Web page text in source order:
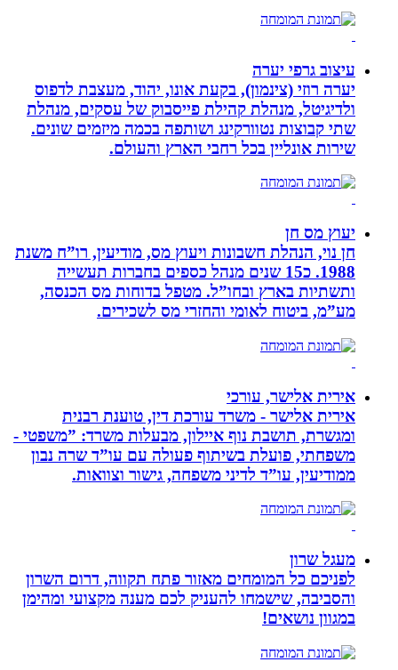
עיצוב גרפי יערה
יערה רוזי (צינמון), בקעת אונו, יהוד, מעצבת לדפוס
ולדיגיטל, מנהלת קהילת פייסבוק של עסקים, מנהלת
שתי קבוצות נטוורקינג ושותפה בכמה מיזמים שונים.
שירות אונליין בכל רחבי הארץ והעולם.
יעוץ מס חן
חן נוי, הנהלת חשבונות ויעוץ מס, מודיעין, רו”ח משנת
1988. כ15 שנים מנהל כספים בחברות תעשייה
ותשתיות בארץ ובחו”ל. מטפל בדוחות מס הכנסה,
מע”מ, ביטוח לאומי והחזרי מס לשכירים.
אירית אלישר, עורכי
אירית אלישר - משרד עורכת דין, טוענת רבנית
ומגשרת, תושבת נוף איילון, מבעלות משרד: ”משפטי -
משפחתי, פועלת בשיתוף פעולה עם עו”ד שרה נבון
ממודיעין, עו”ד לדיני משפחה, גישור וצוואות.
מעגל שרון
לפניכם כל המומחים מאזור פתח תקווה, דרום השרון
והסביבה, שישמחו להעניק לכם מענה מקצועי ומהימן
במגוון נושאים!